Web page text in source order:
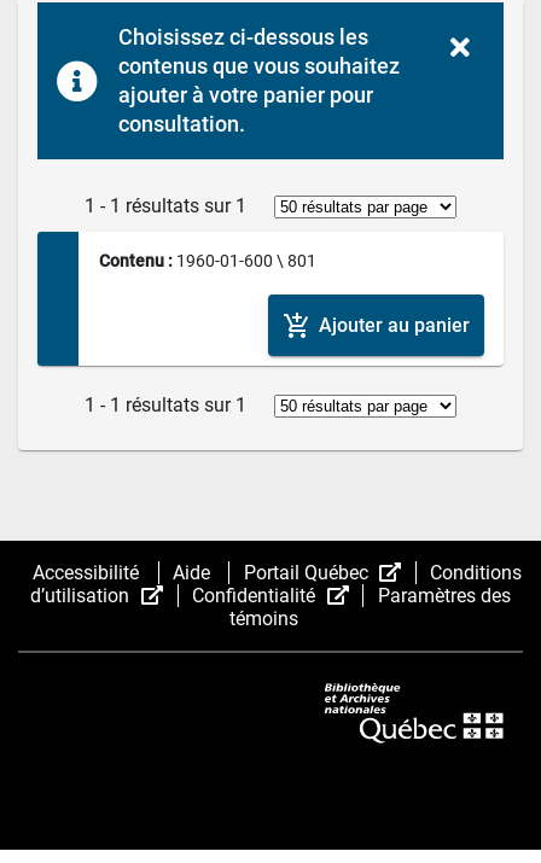
Choisissez ci-dessous les
contenus que vous souhaitez
ajouter à votre panier pour
consultation.
1 - 1 résultats sur 1
Contenu : 1960-01-600 \ 801
add_shopping_cart Ajouter au panier
1 - 1 résultats sur 1
Accessibilité Aide Portail Québec
(Cet
hyperlien
nouvelle
fenêtre.)
Conditions
d’utilisation
(Cet
hyperlien
Confidentialité
(Cet
une
nouvelle
fenêtre.)
Paramètres des
témoins